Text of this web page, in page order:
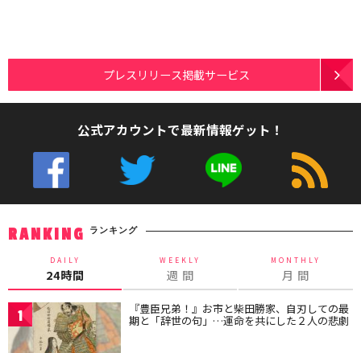
プレスリリース掲載サービス
公式アカウントで最新情報ゲット！
RANKING ランキング
DAILY
24時間
WEEKLY
週 間
MONTHLY
月 間
1 『豊臣兄弟！』お市と柴田勝家、自刃しての最
期と「辞世の句」…運命を共にした２人の悲劇